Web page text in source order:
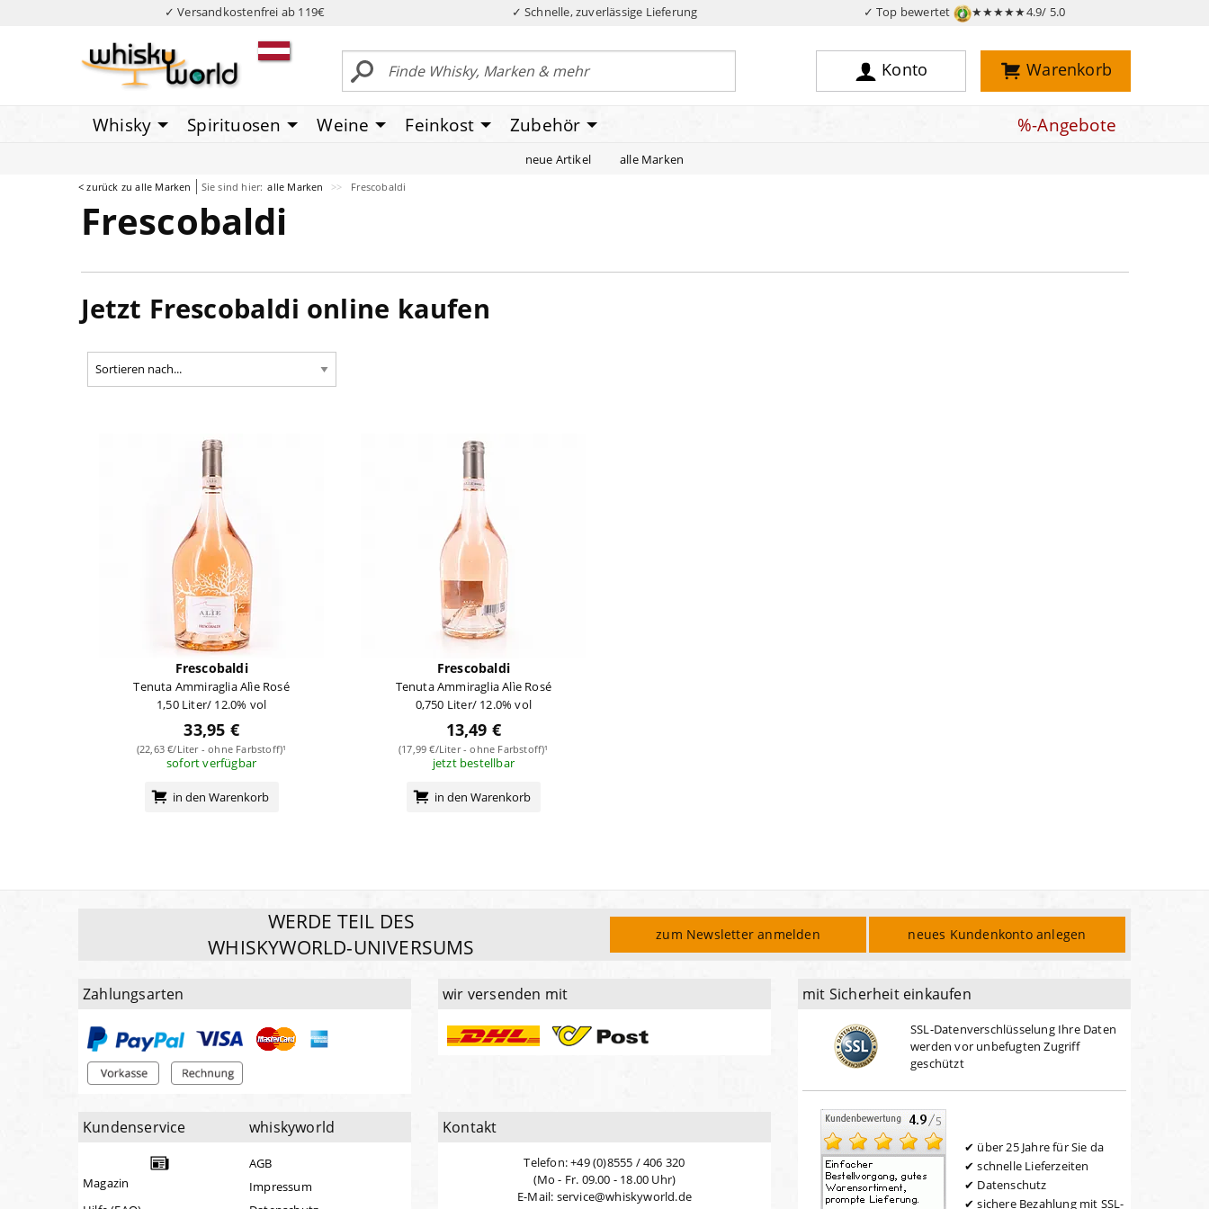
✓ Versandkostenfrei ab 119€ ✓ Schnelle, zuverlässige Lieferung ✓ Top bewertet ★★★★★4.9/ 5.0
Konto Warenkorb
Whisky Spirituosen Weine Feinkost Zubehör %-Angebote
neue Artikel alle Marken
< zurück zu alle Marken Sie sind hier: alle Marken Frescobaldi
Frescobaldi
Jetzt Frescobaldi online kaufen
Frescobaldi
Tenuta Ammiraglia Alìe Rosé
1,50 Liter/ 12.0% vol
33,95 €
(22,63 €/Liter - ohne Farbstoff)¹
sofort verfügbar
in den Warenkorb
Frescobaldi
Tenuta Ammiraglia Alìe Rosé
0,750 Liter/ 12.0% vol
13,49 €
(17,99 €/Liter - ohne Farbstoff)¹
jetzt bestellbar
in den Warenkorb
WERDE TEIL DES
WHISKYWORLD-UNIVERSUMS
zum Newsletter anmelden neues Kundenkonto anlegen
Zahlungsarten wir versenden mit
Kundenservice
Magazin
whiskyworld
AGB
Impressum
Kontakt
Telefon: +49 (0)8555 / 406 320
(Mo - Fr. 09.00 - 18.00 Uhr)
E-Mail: service@whiskyworld.de
mit Sicherheit einkaufen
SSL-Datenverschlüsselung Ihre Daten
werden vor unbefugten Zugriff
geschützt
über 25 Jahre für Sie da
schnelle Lieferzeiten
Datenschutz
sichere Bezahlung mit SSL-